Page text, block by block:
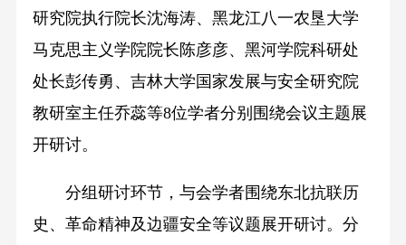
研究院执行院长沈海涛、黑龙江八一农垦大学
马克思主义学院院长陈彦彦、黑河学院科研处
处长彭传勇、吉林大学国家发展与安全研究院
教研室主任乔蕊等8位学者分别围绕会议主题展
开研讨。
分组研讨环节，与会学者围绕东北抗联历
史、革命精神及边疆安全等议题展开研讨。分